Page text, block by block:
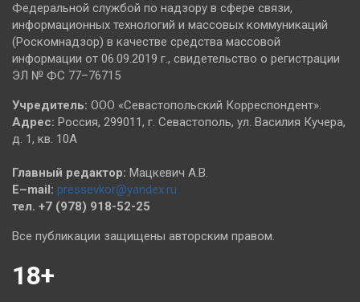
Федеральной службой по надзору в сфере связи,
информационных технологий и массовых коммуникаций
(Роскомнадзор) в качестве средства массовой
информации от 06.09.2019 г., свидетельство о регистрации
ЭЛ № ФС 77–76715
Учредитель: ООО «Севастопольский Корреспондент».
Адрес: Россия, 299011, г. Севастополь, ул. Василия Кучера,
д. 1, кв. 10А
Главный редактор: Мацкевич А.В.
E–mail: pressevkor@yandex.ru
тел. +7 (978) 918-52-25
Все публикации защищены авторским правом.
18+